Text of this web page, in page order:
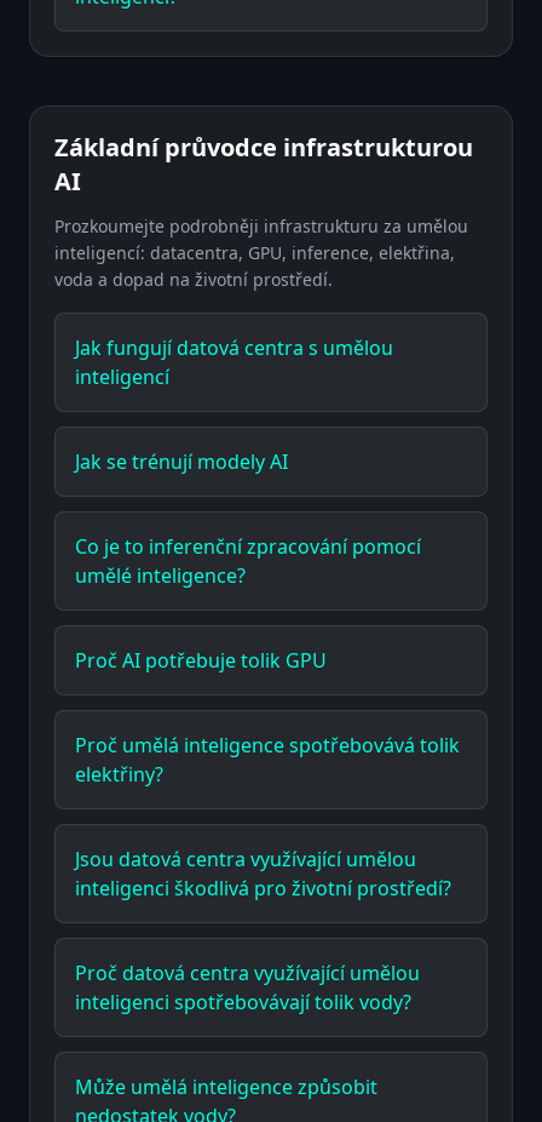
Základní průvodce infrastrukturou
AI
Prozkoumejte podrobněji infrastrukturu za umělou
inteligencí: datacentra, GPU, inference, elektřina,
voda a dopad na životní prostředí.
Jak fungují datová centra s umělou
inteligencí
Jak se trénují modely AI
Co je to inferenční zpracování pomocí
umělé inteligence?
Proč AI potřebuje tolik GPU
Proč umělá inteligence spotřebovává tolik
elektřiny?
Jsou datová centra využívající umělou
inteligenci škodlivá pro životní prostředí?
Proč datová centra využívající umělou
inteligenci spotřebovávají tolik vody?
Může umělá inteligence způsobit
nedostatek vody?